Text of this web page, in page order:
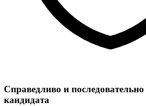
Справедливо и
кандидата